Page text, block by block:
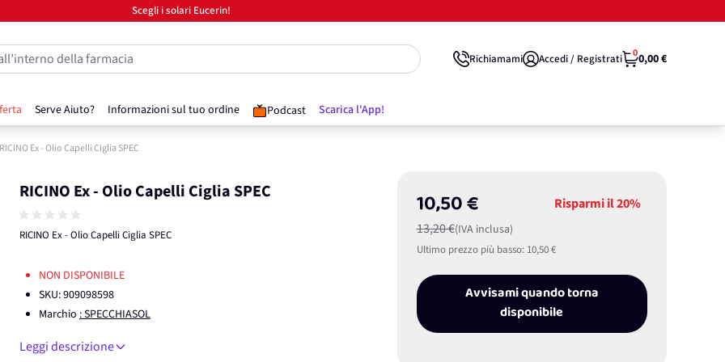
Scegli i solari Eucerin!
Serve Aiuto? Informazioni sul tuo ordine Podcast Scarica l'App!
della farmacia Richiamami Accedi / Registrati 00,00 €
RICINO Ex - Olio Capelli Ciglia SPEC
RICINO Ex - Olio Capelli Ciglia SPEC
RICINO Ex - Olio Capelli Ciglia SPEC
10,50 €
13,20 €(IVA inclusa)
Risparmi il20%
Ultimo prezzo più basso: 10,50 €
Avvisami quando torna
disponibile
NON DISPONIBILE
SKU:909098598
Marchio : SPECCHIASOL
Leggi descrizione